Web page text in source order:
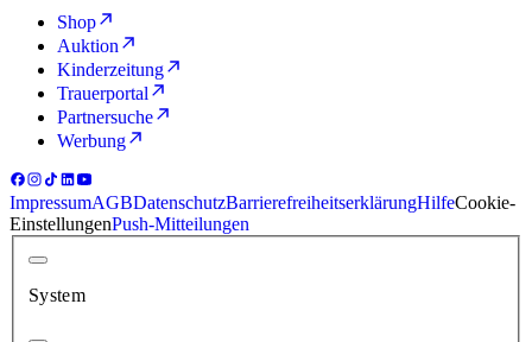
Shop
Auktion
Kinderzeitung
Trauerportal
Partnersuche
Werbung
ImpressumAGBDatenschutzBarrierefreiheitserklärungHilfeCookie-
EinstellungenPush-Mitteilungen
System